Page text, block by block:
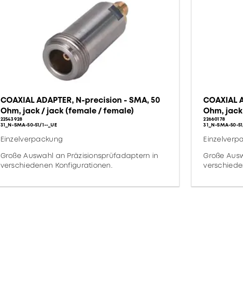
COAXIAL ADAPTER, N-precision - SMA, 50
Ohm, jack / jack (female / female)
22543928
31_N-SMA-50-51/1--_UE
Einzelverpackung
Große Auswahl an Präzisionsprüfadaptern in
verschiedenen Konfigurationen.
COAXIAL
Ohm,
22660178
31_N-SMA-50-
Große